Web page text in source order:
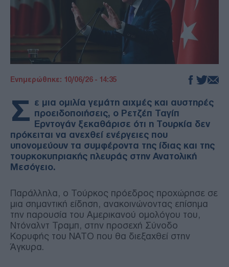
Ενημερώθηκε: 10/06/26 - 14:35
Σ ε μια ομιλία γεμάτη αιχμές και αυστηρές
προειδοποιήσεις, ο Ρετζέπ Ταγίπ
Ερντογάν ξεκαθάρισε ότι η Τουρκία δεν
πρόκειται να ανεχθεί ενέργειες που
υπονομεύουν τα συμφέροντα της ίδιας και της
τουρκοκυπριακής πλευράς στην Ανατολική
Μεσόγειο.
Παράλληλα, ο Τούρκος πρόεδρος προχώρησε σε
μια σημαντική είδηση, ανακοινώνοντας επίσημα
την παρουσία του Αμερικανού ομολόγου του,
Ντόναλντ Τραμπ, στην προσεχή Σύνοδο
Κορυφής του ΝΑΤΟ που θα διεξαχθεί στην
Άγκυρα.